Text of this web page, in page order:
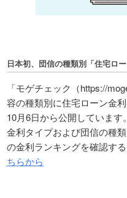
日本初、団信の種類別「住宅ロ
「モゲチェック（https://
容の種類別に住宅ローン金
10月6日から公開しています
金利タイプおよび団信の種
の金利ランキングを確認する
ちらから